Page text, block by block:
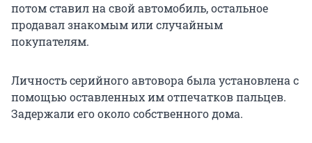
потом ставил на свой автомобиль, остальное
продавал знакомым или случайным
покупателям.
Личность серийного автовора была установлена с
помощью оставленных им отпечатков пальцев.
Задержали его около собственного дома.